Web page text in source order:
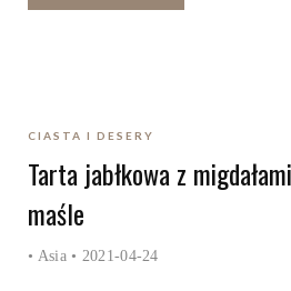
CIASTA I DESERY
Tarta jabłkowa z
maśle
• Asia • 2021-04-24